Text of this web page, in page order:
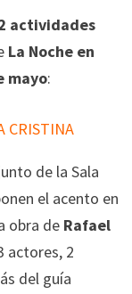
actividades
La Noche en
mayo:
CRISTINA
de la Sala
el acento en
obra de Rafael
actores, 2
del guía